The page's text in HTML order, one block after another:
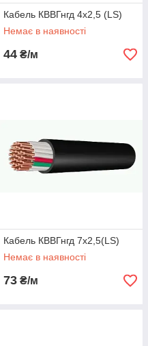
Кабель КВВГнгд 4х2,5 (LS)
Немає в наявності
44 ₴/м
Кабель КВВГнгд 7х2,5(LS)
Немає в наявності
73 ₴/м